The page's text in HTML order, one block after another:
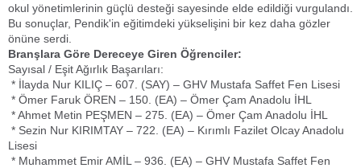
okul yönetimlerinin güçlü desteği sayesinde elde edildiği vurgulandı.
Bu sonuçlar, Pendik'in eğitimdeki yükselişini bir kez daha gözler
önüne serdi.
Branşlara Göre Dereceye Giren Öğrenciler:
Sayısal / Eşit Ağırlık Başarıları:
* İlayda Nur KILIÇ – 607. (SAY) – GHV Mustafa Saffet Fen Lisesi
* Ömer Faruk ÖREN – 150. (EA) – Ömer Çam Anadolu İHL
* Ahmet Metin PEŞMEN – 275. (EA) – Ömer Çam Anadolu İHL
* Sezin Nur KIRIMTAY – 722. (EA) – Kırımlı Fazilet Olcay Anadolu
Lisesi
* Muhammet Emir AMİL – 936. (EA) – GHV Mustafa Saffet Fen